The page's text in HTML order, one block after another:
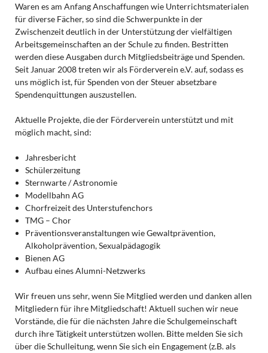
Waren es am Anfang Anschaffungen wie Unterrichtsmaterialen
für diverse Fächer, so sind die Schwerpunkte in der
Zwischenzeit deutlich in der Unterstützung der vielfältigen
Arbeitsgemeinschaften an der Schule zu finden. Bestritten
werden diese Ausgaben durch Mitgliedsbeiträge und Spenden.
Seit Januar 2008 treten wir als Förderverein e.V. auf, sodass es
uns möglich ist, für Spenden von der Steuer absetzbare
Spendenquittungen auszustellen.
Aktuelle Projekte, die der Förderverein unterstützt und mit
möglich macht, sind:
Jahresbericht
Schülerzeitung
Sternwarte / Astronomie
Modellbahn AG
Chorfreizeit des Unterstufenchors
TMG – Chor
Präventionsveranstaltungen wie Gewaltprävention,
Alkoholprävention, Sexualpädagogik
Bienen AG
Aufbau eines Alumni-Netzwerks
Wir freuen uns sehr, wenn Sie Mitglied werden und danken allen
Mitgliedern für ihre Mitgliedschaft! Aktuell suchen wir neue
Vorstände, die für die nächsten Jahre die Schulgemeinschaft
durch ihre Tätigkeit unterstützen wollen. Bitte melden Sie sich
über die Schulleitung, wenn Sie sich ein Engagement (z.B. als